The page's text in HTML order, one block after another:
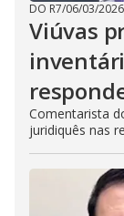
DO R7/06/03/2026
Viúvas
Comentarista
juridiquês nas